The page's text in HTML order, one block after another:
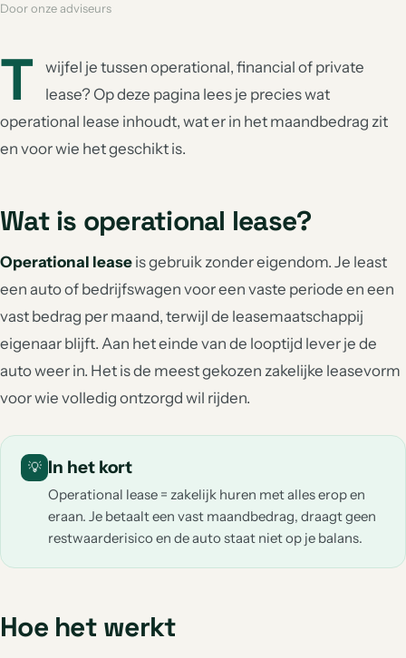
Door onze adviseurs
T
wijfel je tussen operational, financial of private
lease? Op deze pagina lees je precies wat
operational lease inhoudt, wat er in het maandbedrag zit
en voor wie het geschikt is.
Wat is operational lease?
Operational lease is gebruik zonder eigendom. Je least
een auto of bedrijfswagen voor een vaste periode en een
vast bedrag per maand, terwijl de leasemaatschappij
eigenaar blijft. Aan het einde van de looptijd lever je de
auto weer in. Het is de meest gekozen zakelijke leasevorm
voor wie volledig ontzorgd wil rijden.
💡 In het kort
Operational lease = zakelijk huren met alles erop en
eraan. Je betaalt een vast maandbedrag, draagt geen
restwaarderisico en de auto staat niet op je balans.
Hoe het werkt